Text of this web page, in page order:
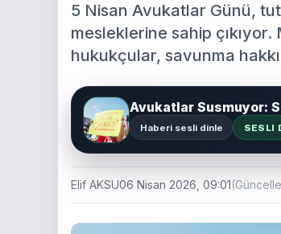
5 Nisan Avukatlar Günü,
mesleklerine sahip
hukukçular, savunma
Avukatlar Susmuyor:
Haberi sesli dinle SESLI
Elif AKSU06 Nisan 2026, 09:01